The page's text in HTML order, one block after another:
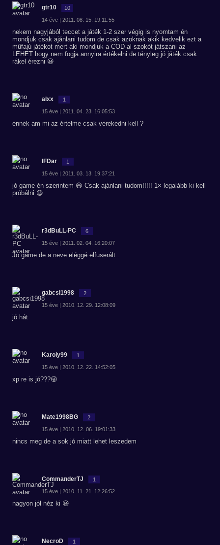
gtr10 10
14 éve | 2011. 08. 15. 19:11:55
nekem nagyjából teccet a játék 1-2 szer végig is nyomtam én
mondjuk csak ajánlani tudom de csak azoknak akik kedvelik ezt a
műfajú játékot mert aki mondjuk a COD-al szokót játszani az
LEHET hogy nem fogja annyira értékelni de tényleg jó játék csak
rákel érezni 😃
alxx 1
15 éve | 2011. 04. 23. 16:05:53
ennek am mi az értelme csak verekedni kell ?
IFDar 1
15 éve | 2011. 03. 13. 19:37:21
jó game én szerintem 😃 Csak ajánlani tudom!!!!! 1× legalább ki kell
próbálni 😃
r3dBuLL-PC 6
15 éve | 2011. 02. 04. 16:20:07
Jó game de a neve eléggé elfuserált..
gabcsi1998 2
15 éve | 2010. 12. 29. 12:08:09
jó hát
Karoly99 1
15 éve | 2010. 12. 22. 14:52:05
xp re is jó???😜
Mate1998BG 2
15 éve | 2010. 12. 06. 19:01:33
nincs meg de a sok jó miatt lehet leszedem
CommanderTJ 1
15 éve | 2010. 11. 21. 12:26:52
nagyon jól néz ki 😃
NecroD 1